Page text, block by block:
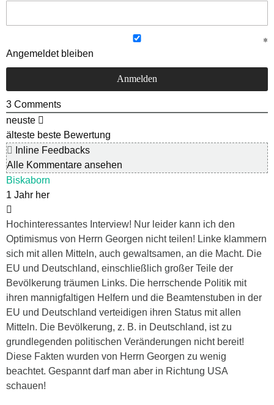
Angemeldet bleiben
3 Comments
neuste
älteste beste Bewertung
Inline Feedbacks
Alle Kommentare ansehen
Biskaborn
1 Jahr her
Hochinteressantes Interview! Nur leider kann ich den
Optimismus von Herrn Georgen nicht teilen! Linke klammern
sich mit allen Mitteln, auch gewaltsamen, an die Macht. Die
EU und Deutschland, einschließlich großer Teile der
Bevölkerung träumen Links. Die herrschende Politik mit
ihren mannigfaltigen Helfern und die Beamtenstuben in der
EU und Deutschland verteidigen ihren Status mit allen
Mitteln. Die Bevölkerung, z. B. in Deutschland, ist zu
grundlegenden politischen Veränderungen nicht bereit!
Diese Fakten wurden von Herrn Georgen zu wenig
beachtet. Gespannt darf man aber in Richtung USA
schauen!